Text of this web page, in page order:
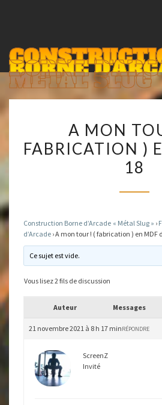
BORNE
METAL SLUG
MON
TOUR
!
EN
MDF
DE
A MON
FABRICATION )
18
Construction Borne d’Arcade « Métal Slug » ›
d’Arcade ›A mon tour ! ( fabrication ) en MDF
Ce sujet est vide.
Vous lisez 2 fils de discussion
Auteur Messages
21 novembre 2021 à 8 h 17 minRÉPONDRE
ScreenZ
Invité